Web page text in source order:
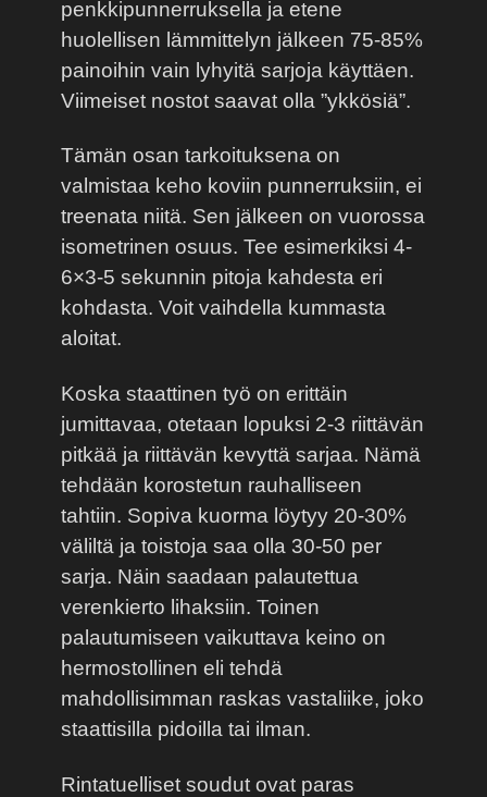
penkkipunnerruksella ja etene
huolellisen lämmittelyn jälkeen 75-85%
painoihin vain lyhyitä sarjoja käyttäen.
Viimeiset nostot saavat olla ”ykkösiä”.
Tämän osan tarkoituksena on
valmistaa keho koviin punnerruksiin, ei
treenata niitä. Sen jälkeen on vuorossa
isometrinen osuus. Tee esimerkiksi 4-
6×3-5 sekunnin pitoja kahdesta eri
kohdasta. Voit vaihdella kummasta
aloitat.
Koska staattinen työ on erittäin
jumittavaa, otetaan lopuksi 2-3 riittävän
pitkää ja riittävän kevyttä sarjaa. Nämä
tehdään korostetun rauhalliseen
tahtiin. Sopiva kuorma löytyy 20-30%
väliltä ja toistoja saa olla 30-50 per
sarja. Näin saadaan palautettua
verenkierto lihaksiin. Toinen
palautumiseen vaikuttava keino on
hermostollinen eli tehdä
mahdollisimman raskas vastaliike, joko
staattisilla pidoilla tai ilman.
Rintatuelliset soudut ovat paras